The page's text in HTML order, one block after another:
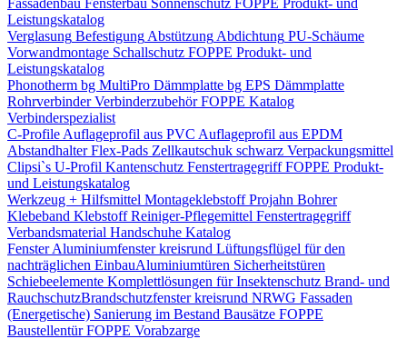
Fassadenbau Fensterbau Sonnenschutz FOPPE Produkt- und
Leistungskatalog
Verglasung Befestigung Abstützung Abdichtung PU-Schäume
Vorwandmontage Schallschutz FOPPE Produkt- und
Leistungskatalog
Phonotherm bg MultiPro Dämmplatte bg EPS Dämmplatte
Rohrverbinder Verbinderzubehör FOPPE Katalog
Verbinderspezialist
C-Profile Auflageprofil aus PVC Auflageprofil aus EPDM
Abstandhalter Flex-Pads Zellkautschuk schwarz Verpackungsmittel
Clipsi`s U-Profil Kantenschutz Fenstertragegriff FOPPE Produkt-
und Leistungskatalog
Werkzeug + Hilfsmittel Montageklebstoff Projahn Bohrer
Klebeband Klebstoff Reiniger-Pflegemittel Fenstertragegriff
Verbandsmaterial Handschuhe Katalog
Fenster Aluminiumfenster kreisrund Lüftungsflügel für den
nachträglichen Einbau​Aluminiumtüren Sicherheitstüren
Schiebeelemente Komplettlösungen für Insektenschutz Brand- und
Rauchschutz​Brandschutzfenster kreisrund NRWG Fassaden
(Energetische) Sanierung im Bestand Bausätze FOPPE
Baustellentür FOPPE Vorabzarge